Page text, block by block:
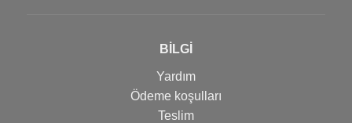
BİLGİ
Yardım
Ödeme koşulları
Teslim